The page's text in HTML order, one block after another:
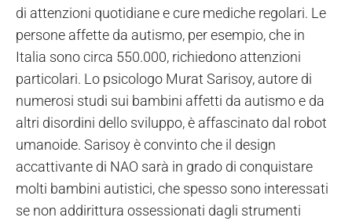
di attenzioni quotidiane e cure mediche regolari. Le
persone affette da autismo, per esempio, che in
Italia sono circa 550.000, richiedono attenzioni
particolari. Lo psicologo Murat Sarisoy, autore di
numerosi studi sui bambini affetti da autismo e da
altri disordini dello sviluppo, è affascinato dal robot
umanoide. Sarisoy è convinto che il design
accattivante di NAO sarà in grado di conquistare
molti bambini autistici, che spesso sono interessati
se non addirittura ossessionati dagli strumenti